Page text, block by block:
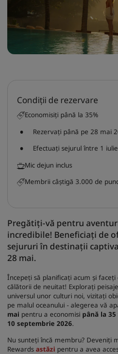
Park Plaza
Mărci afiliate în China
Kunlun
Hoteluri din centrul orașului
Vizitați blogul nostru
Pregătiți-vă pentru
incredibile! Beneficiați de
sejururi în destinații
28 mai.
Începeți să planificați acum și
călătorii de neuitat! Explorați
universul unor culturi noi, vizitați
pe malul oceanului - alegerea vă
mai pentru a economisi până la 35
10 septembrie 2026.
Nu sunteți încă membru? Deveniți
Rewards astăzi pentru a avea
Condiții de rezervare
Economisiți până la 35%
Rezervați până pe 28 mai
Efectuați sejurul între 1
Mic dejun inclus
Membrii câștigă 3.000 de